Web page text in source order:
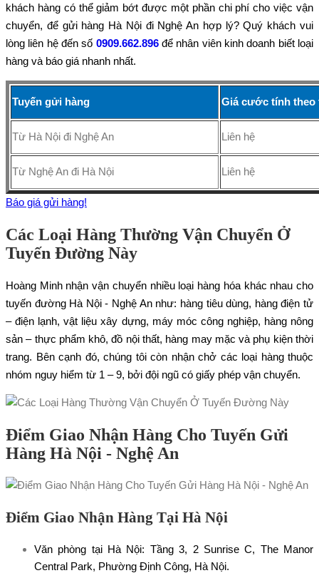
khách hàng có thể giảm bớt được một phần chi phí cho việc vận
chuyển, để gửi hàng Hà Nội đi Nghệ An hợp lý? Quý khách vui
lòng liên hệ đến số 0909.662.896để nhân viên kinh doanh biết loại
hàng và báo giá nhanh nhất.
Tuyến gửi hàng Giá cước tính
Từ Hà Nội đi Nghệ An Liên hệ
Từ Nghệ An đi Hà Nội Liên hệ
Báo giá gửi hàng!
Các Loại Hàng Thường Vận Chuyển Ở
Tuyến Đường Này
Hoàng Minh nhận vận chuyển nhiều loại hàng hóa khác nhau cho
tuyến đường Hà Nội - Nghệ An như: hàng tiêu dùng, hàng điện tử
– điện lạnh, vật liệu xây dựng, máy móc công nghiệp, hàng nông
sản – thực phẩm khô, đồ nội thất, hàng may mặc và phụ kiện thời
trang. Bên cạnh đó, chúng tôi còn nhận chở các loại hàng thuộc
nhóm nguy hiểm từ 1 – 9, bởi đội ngũ có giấy phép vận chuyển.
Điểm Giao Nhận Hàng Cho Tuyến Gửi
Hàng Hà Nội - Nghệ An
Điểm Giao Nhận Hàng Tại Hà Nội
Văn phòng tại Hà Nội: Tầng 3, 2 Sunrise C, The Manor
Central Park, Phường Định Công, Hà Nội.